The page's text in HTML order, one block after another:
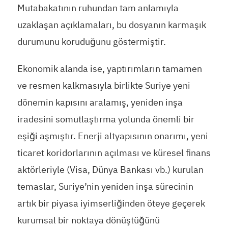
Mutabakatının ruhundan tam anlamıyla
uzaklaşan açıklamaları, bu dosyanın karmaşık
durumunu koruduğunu göstermiştir.
Ekonomik alanda ise, yaptırımların tamamen
ve resmen kalkmasıyla birlikte Suriye yeni
dönemin kapısını aralamış, yeniden inşa
iradesini somutlaştırma yolunda önemli bir
eşiği aşmıştır. Enerji altyapısının onarımı, yeni
ticaret koridorlarının açılması ve küresel finans
aktörleriyle (Visa, Dünya Bankası vb.) kurulan
temaslar, Suriye’nin yeniden inşa sürecinin
artık bir piyasa iyimserliğinden öteye geçerek
kurumsal bir noktaya dönüştüğünü